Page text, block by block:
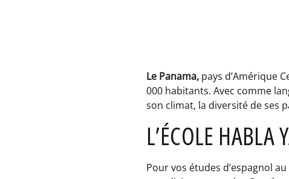
Le Panama, pays d’Amérique
000 habitants. Avec comme
son climat, la diversité de ses
L’ÉCOLE HABLA
Pour vos études d’espagnol au